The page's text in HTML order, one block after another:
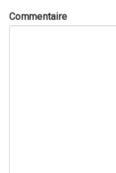
Commentaire